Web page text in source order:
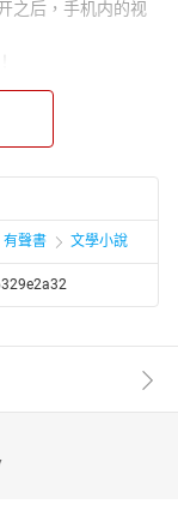
之后，手机内的视
葱花！
哀求道：哥，我真
有聲書 文學小說